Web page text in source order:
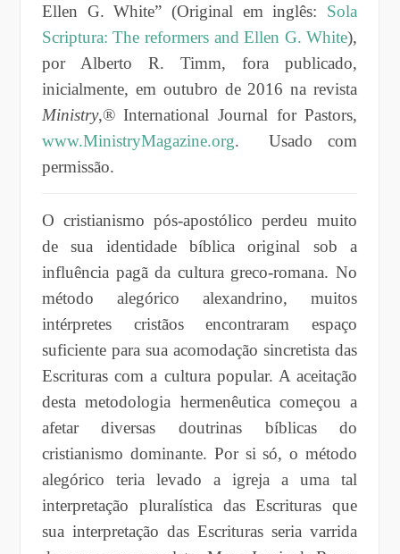
Ellen G. White” (Original em inglês: Sola
Scriptura: The reformers and Ellen G. White),
por Alberto R. Timm, fora publicado,
inicialmente, em outubro de 2016 na revista
Ministry,® International Journal for Pastors,
www.MinistryMagazine.org. Usado com
permissão.
O cristianismo pós-apostólico perdeu muito
de sua identidade bíblica original sob a
influência pagã da cultura greco-romana. No
método alegórico alexandrino, muitos
intérpretes cristãos encontraram espaço
suficiente para sua acomodação sincretista das
Escrituras com a cultura popular. A aceitação
desta metodologia hermenêutica começou a
afetar diversas doutrinas bíblicas do
cristianismo dominante. Por si só, o método
alegórico teria levado a igreja a uma tal
interpretação pluralística das Escrituras que
sua interpretação das Escrituras seria varrida